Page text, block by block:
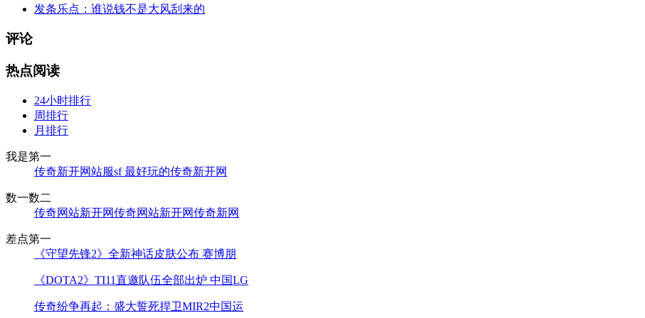
发条乐点：谁说钱不是大风刮来的
评论
热点阅读
24小时排行
周排行
月排行
我是第一
传奇新开网站服sf 最好玩的传奇新开网
数一数二
传奇网站新开网传奇网站新开网传奇新网
差点第一
《守望先锋2》全新神话皮肤公布 赛博朋
《DOTA2》TI11直邀队伍全部出炉 中国LG
传奇纷争再起：盛大誓死捍卫MIR2中国运